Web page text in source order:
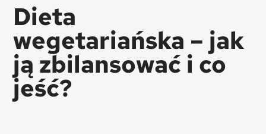
Dieta
wegetariańska – jak
ją zbilansować i co
jeść?